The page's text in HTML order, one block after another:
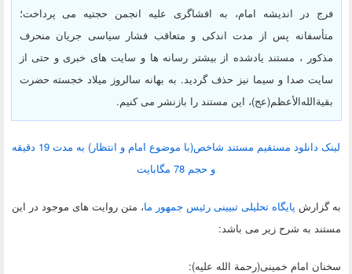
فرج در اندیشه امام، به افشاگری علیه انجمن حجتیه می پرداخت؛
متأسفانه پس از مدت اندکی و متعاقب فشار سیاسی جریان منحرف
مذکور ، مستند یادشده از بیشتر رسانه ها و سایت های خبری و حتی از
سایت صدا و سیما نیز حذف گردید. به بهانه سالروز میلاد خجسته حضرت
بقیة‌الله‌الأعظم(عج)، این مستند را بازنشر می کنیم.
لینک دانلود مستقیم مستند شاخص(با موضوع امام و انتظار) به مدت 19 دقیقه
و حجم 78 مگابایت
به گزارش پایگاه تحلیلی تبیینی رئیس جمهور ما، متن روایت های موجود در این
مستند به شرح زیر می باشد:
سخنان امام خمینی(رحمة الله علیه):